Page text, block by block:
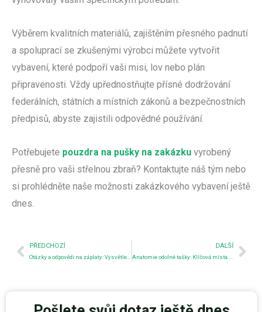
Výběrem kvalitních materiálů, zajištěním přesného padnutí
a spoluprací se zkušenými výrobci můžete vytvořit
vybavení, které podpoří vaši misi, lov nebo plán
připravenosti. Vždy upřednostňujte přísné dodržování
federálních, státních a místních zákonů a bezpečnostních
předpisů, abyste zajistili odpovědné používání.
Potřebujete pouzdra na pušky na zakázku vyrobený
přesně pro vaši střelnou zbraň? Kontaktujte náš tým nebo
si prohlédněte naše možnosti zakázkového vybavení ještě
dnes.
Předchozí
PŘEDCHOZÍ
Otázky a odpovědi na záplaty: Vysvětlení nášivek Hook & Loop, Morale a Tactical Patches
DALŠÍ
Anatomie odolné tašky: Klíčová místa namáhání a strategie vyztužení